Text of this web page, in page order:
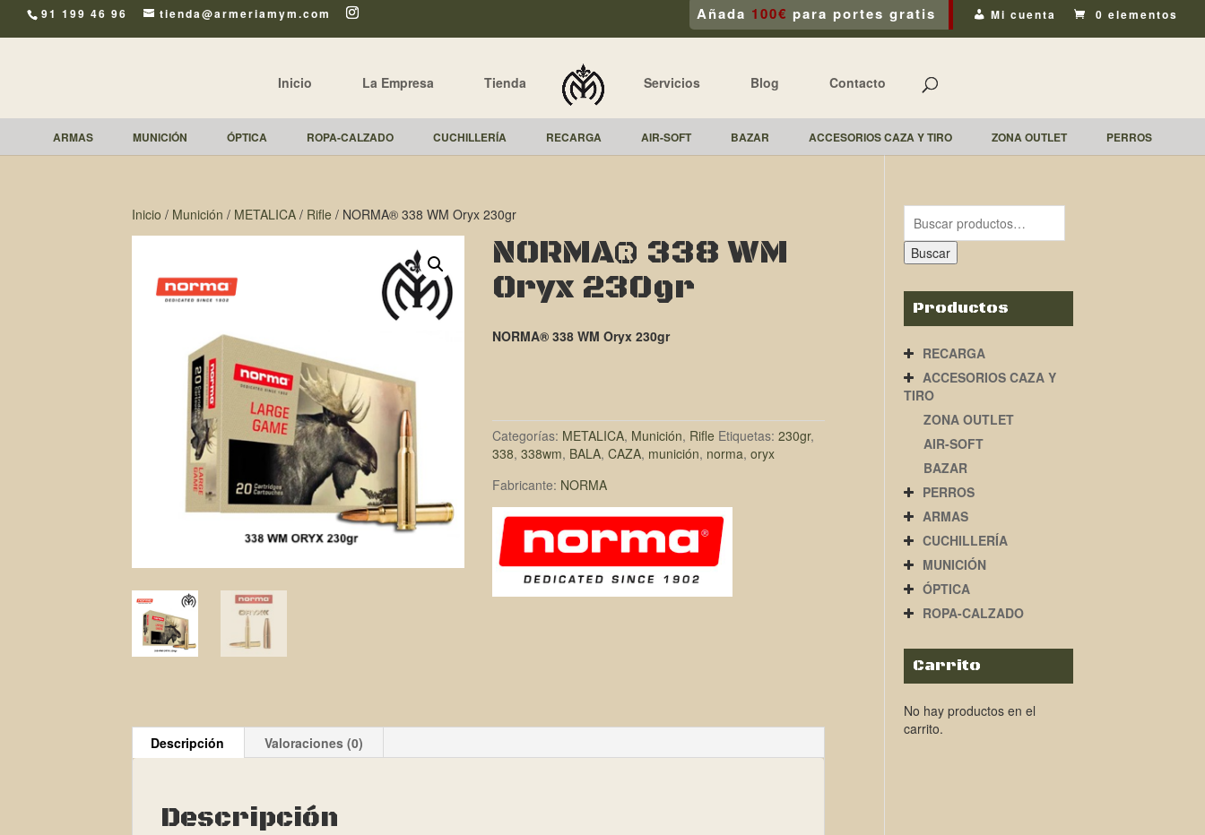
91 199 46 96 tienda@armeriamym.com Añada 100€ para portes gratis Mi cuenta 0 elementos
Inicio La Empresa Tienda Servicios Blog Contacto
ARMAS MUNICIÓN ÓPTICA ROPA-CALZADO CUCHILLERÍA RECARGA AIR-SOFT BAZAR ACCESORIOS CAZA Y TIRO ZONA OUTLET PERROS
Inicio / Munición / METALICA / Rifle / NORMA® 338 WM Oryx 230gr
NORMA® 338 WM
Oryx 230gr
NORMA® 338 WM Oryx 230gr
Categorías: METALICA, Munición, Rifle Etiquetas: 230gr,
338, 338wm, BALA, CAZA, munición, norma, oryx
Fabricante: NORMA
Descripción Valoraciones (0)
Descripción
Buscar
Productos
RECARGA
ACCESORIOS CAZA Y
TIRO
ZONA OUTLET
AIR-SOFT
BAZAR
PERROS
ARMAS
CUCHILLERÍA
MUNICIÓN
ÓPTICA
ROPA-CALZADO
Carrito
No hay productos en el
carrito.